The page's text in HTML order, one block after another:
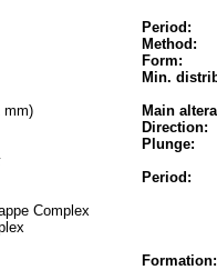
Period:
Method:
Form:
Min.
mm)
Main
Direction:
Plunge:
Period:
Complex
Formation: